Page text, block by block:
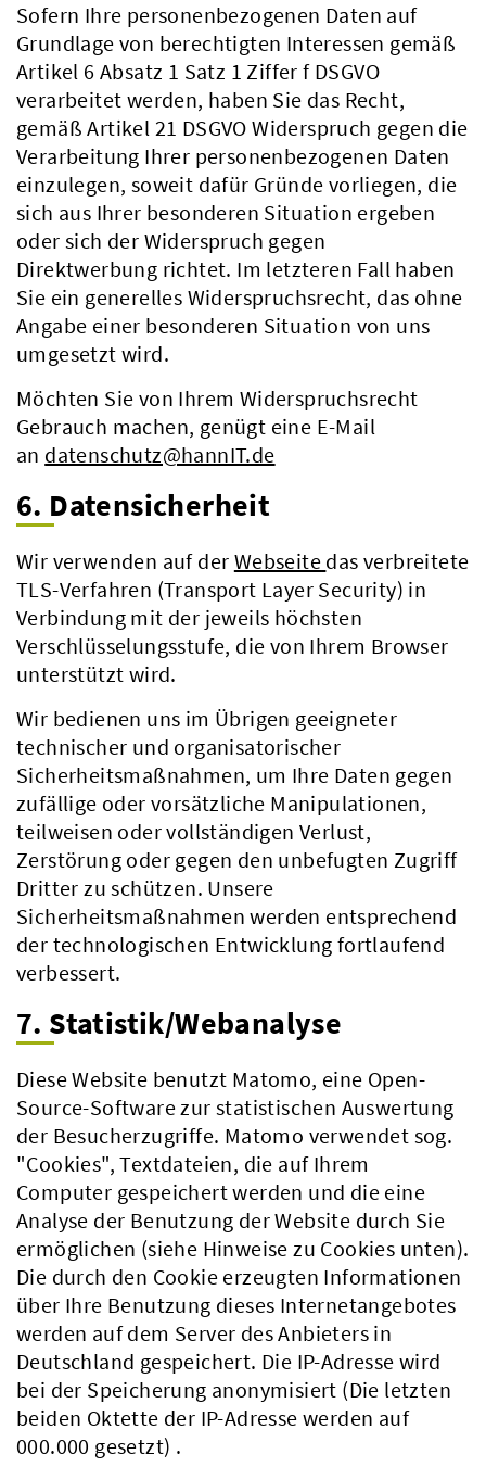
Sofern Ihre personenbezogenen Daten auf
Grundlage von berechtigten Interessen gemäß
Artikel 6 Absatz 1 Satz 1 Ziffer f DSGVO
verarbeitet werden, haben Sie das Recht,
gemäß Artikel 21 DSGVO Widerspruch gegen die
Verarbeitung Ihrer personenbezogenen Daten
einzulegen, soweit dafür Gründe vorliegen, die
sich aus Ihrer besonderen Situation ergeben
oder sich der Widerspruch gegen
Direktwerbung richtet. Im letzteren Fall haben
Sie ein generelles Widerspruchsrecht, das ohne
Angabe einer besonderen Situation von uns
umgesetzt wird.
Möchten Sie von Ihrem Widerspruchsrecht
Gebrauch machen, genügt eine E-Mail
an datenschutz@hannIT.de
6. Datensicherheit
Wir verwenden auf der Webseite das verbreitete
TLS-Verfahren (Transport Layer Security) in
Verbindung mit der jeweils höchsten
Verschlüsselungsstufe, die von Ihrem Browser
unterstützt wird.
Wir bedienen uns im Übrigen geeigneter
technischer und organisatorischer
Sicherheitsmaßnahmen, um Ihre Daten gegen
zufällige oder vorsätzliche Manipulationen,
teilweisen oder vollständigen Verlust,
Zerstörung oder gegen den unbefugten Zugriff
Dritter zu schützen. Unsere
Sicherheitsmaßnahmen werden entsprechend
der technologischen Entwicklung fortlaufend
verbessert.
7. Statistik/Webanalyse
Diese Website benutzt Matomo, eine Open-
Source-Software zur statistischen Auswertung
der Besucherzugriffe. Matomo verwendet sog.
"Cookies", Textdateien, die auf Ihrem
Computer gespeichert werden und die eine
Analyse der Benutzung der Website durch Sie
ermöglichen (siehe Hinweise zu Cookies unten).
Die durch den Cookie erzeugten Informationen
über Ihre Benutzung dieses Internetangebotes
werden auf dem Server des Anbieters in
Deutschland gespeichert. Die IP-Adresse wird
bei der Speicherung anonymisiert (Die letzten
beiden Oktette der IP-Adresse werden auf
000.000 gesetzt) .